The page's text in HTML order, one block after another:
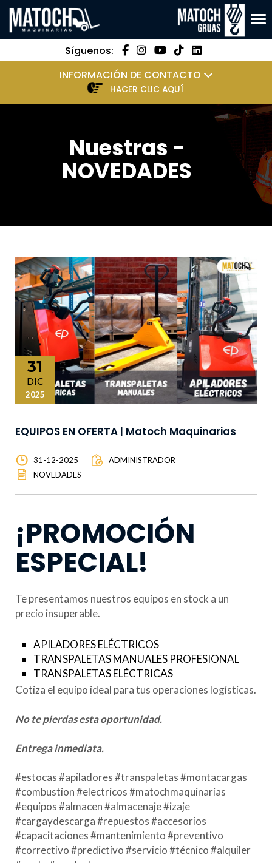
Síguenos:
INFORMACIÓN DE CONTACTO
HACER CLIC AQUÍ
Nuestras -
NOVEDADES
31
DIC
2025
EQUIPOS EN OFERTA | Matoch Maquinarias
31-12-2025
ADMINISTRADOR
NOVEDADES
¡PROMOCIÓN
ESPECIAL!
Te presentamos nuestros equipos en stock a un
precio insuperable.
APILADORES ELÉCTRICOS
TRANSPALETAS MANUALES PROFESIONAL
TRANSPALETAS ELÉCTRICAS
Cotiza el equipo ideal para tus operaciones logísticas.
No te pierdas esta oportunidad.
Entrega inmediata.
#estocas #apiladores #transpaletas #montacargas
#combustion #electricos #matochmaquinarias
#equipos #almacen #almacenaje #izaje
#cargaydescarga #repuestos #accesorios
#capacitaciones #mantenimiento #preventivo
#correctivo #predictivo #servicio #técnico #alquiler